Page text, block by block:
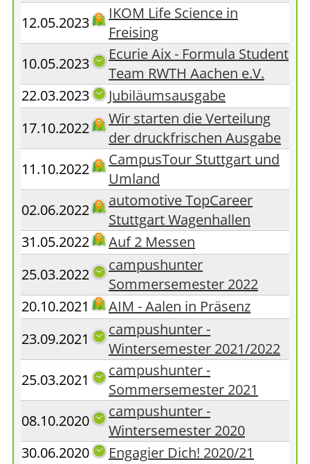
12.05.2023
IKOM Life Science in
Freising
10.05.2023
Ecurie Aix - Formula Student
Team RWTH Aachen e.V.
22.03.2023
Jubiläumsausgabe
17.10.2022
Wir starten die Verteilung
der druckfrischen Ausgabe
11.10.2022
CampusTour Stuttgart und
Umland
02.06.2022
automotive TopCareer
Stuttgart Wagenhallen
31.05.2022
Auf 2 Messen
25.03.2022
campushunter
Sommersemester 2022
20.10.2021
AIM - Aalen in Präsenz
23.09.2021
campushunter -
Wintersemester 2021/2022
25.03.2021
campushunter -
Sommersemester 2021
08.10.2020
campushunter -
Wintersemester 2020
30.06.2020
Engagier Dich! 2020/21